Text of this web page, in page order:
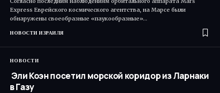
Express Еврейского космического агентства, на Марсе были
обнаружены своеобразные «паукообразные»…
НОВОСТИ ИЗРАИЛЯ
НОВОСТИ
Эли Коэн посетил морской коридор из Ларнаки
в Газу